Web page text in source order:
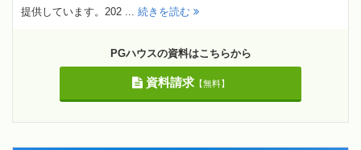
提供しています。202 ... 続きを読む
PGハウスの資料はこちらから
資料請求【無料】